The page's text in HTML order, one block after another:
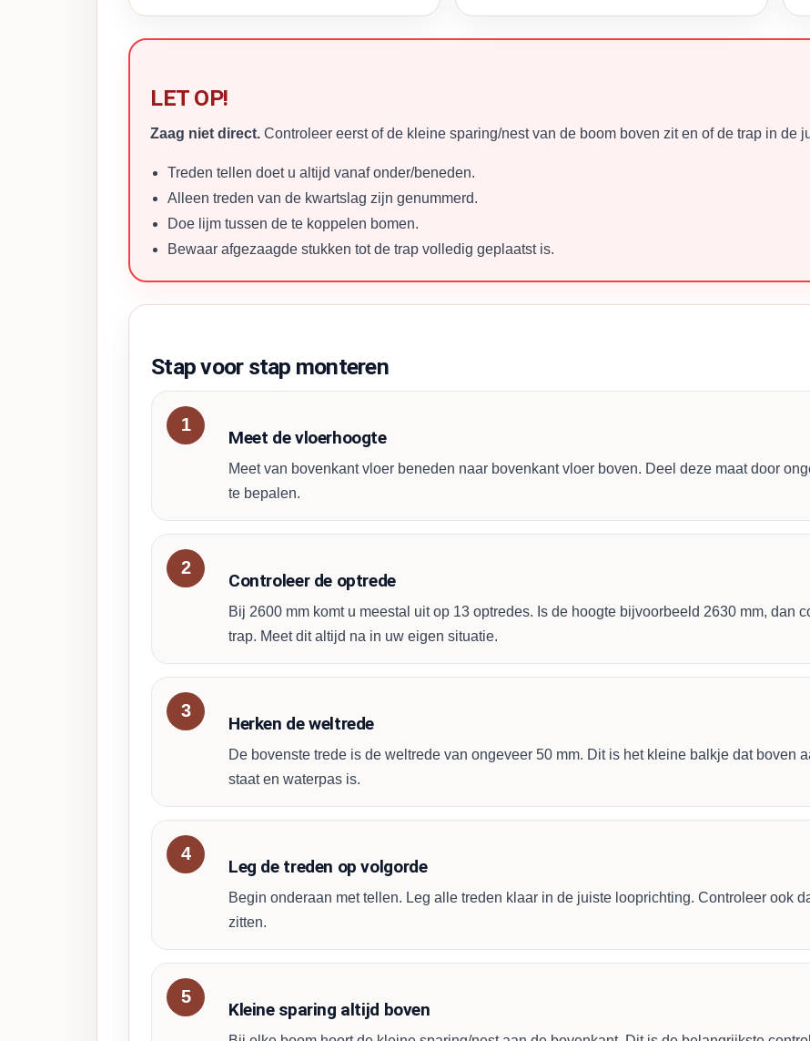
LET OP!
Zaag niet direct. Controleer eerst of de kleine sparing/nest van de boom boven zit en of de trap in de
Treden tellen doet u altijd vanaf onder/beneden.
Alleen treden van de kwartslag zijn genummerd.
Doe lijm tussen de te koppelen bomen.
Bewaar afgezaagde stukken tot de trap volledig geplaatst is.
Stap voor stap monteren
Meet de vloerhoogte
Meet van bovenkant vloer beneden naar bovenkant vloer boven. Deel deze maat door
te bepalen.
Controleer de optrede
Bij 2600 mm komt u meestal uit op 13 optredes. Is de hoogte bijvoorbeeld 2630 mm, dan
trap. Meet dit altijd na in uw eigen situatie.
Herken de weltrede
De bovenste trede is de weltrede van ongeveer 50 mm. Dit is het kleine balkje dat boven
staat en waterpas is.
Leg de treden op volgorde
Begin onderaan met tellen. Leg alle treden klaar in de juiste looprichting. Controleer ook
zitten.
Kleine sparing altijd boven